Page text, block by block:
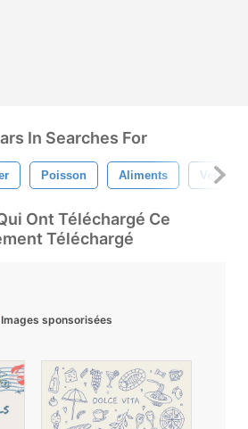
In Searches For
Poisson Aliments Verre
Ont Téléchargé Ce
Téléchargé
Images sponsorisées